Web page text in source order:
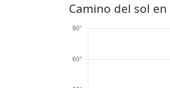
Camino del sol en